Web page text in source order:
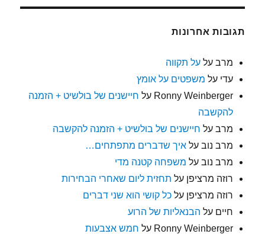
תגובות אחרונות
מרב עלעל תקווה
עדי על משפטים על אומץ
Ronny Weinberger על חיישנים של בולשיט + הזמנה
להקשבה
מרב על חיישנים של בולשיט + הזמנה להקשבה
מרב נוב עלאיך שדברים מתפתחים…
מרב נוב על משפחה קטנה מדי
רוזה מרציפן על תחזית ליום שאחרי הבחירות
רוזה מרציפן עלכל קושי הוא שני דברים
חיים על הבנאליות של הרוע
Ronny Weinberger על חמש אצבעות